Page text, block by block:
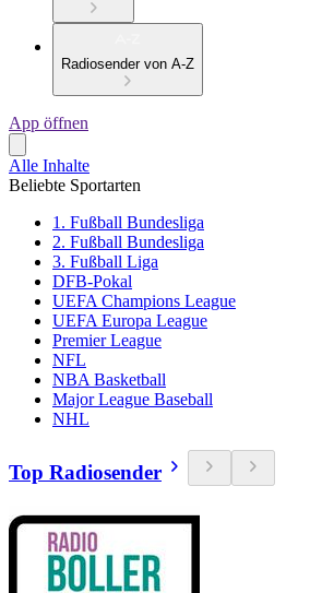
Radiosender von A-Z
App öffnen
Alle Inhalte
Beliebte Sportarten
1. Fußball Bundesliga
2. Fußball Bundesliga
3. Fußball Liga
DFB-Pokal
UEFA Champions League
UEFA Europa League
Premier League
NFL
NBA Basketball
Major League Baseball
NHL
Top Radiosender